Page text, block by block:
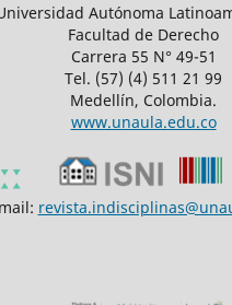
Autónoma
Facultad de Derecho
Carrera 55 N° 49-51
Tel. (57) (4) 511 21 99
Medellín, Colombia.
www.unaula.edu.co